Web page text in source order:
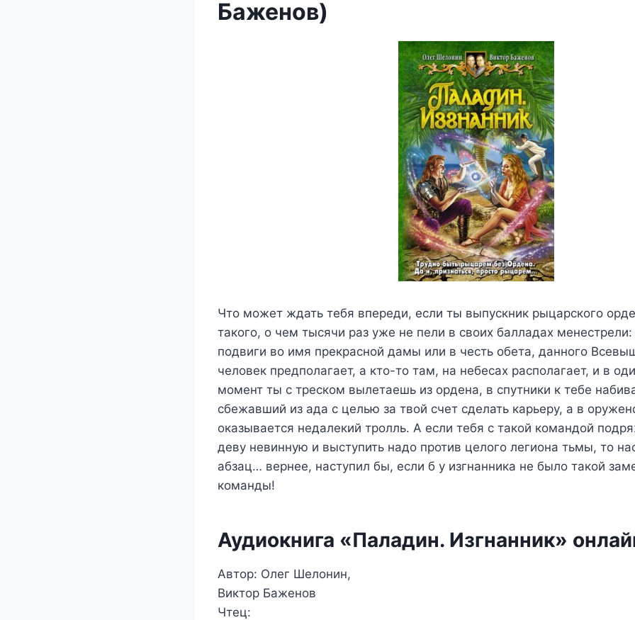
Баженов)
Что может ждать тебя впереди, если ты выпускник рыцарского
такого, о чем тысячи раз уже не пели в своих балладах
подвиги во имя прекрасной дамы или в честь обета, данного
человек предполагает, а кто-то там, на небесах располагает, и в
момент ты с треском вылетаешь из ордена, в спутники к тебе
сбежавший из ада с целью за твой счет сделать карьеру, а в
оказывается недалекий тролль. А если тебя с такой командой
деву невинную и выступить надо против целого легиона тьмы, то
абзац… вернее, наступил бы, если б у изгнанника не было такой
команды!
Аудиокнига «Паладин. Изгнанник»
Автор: Олег Шелонин,
Виктор Баженов
Чтец: